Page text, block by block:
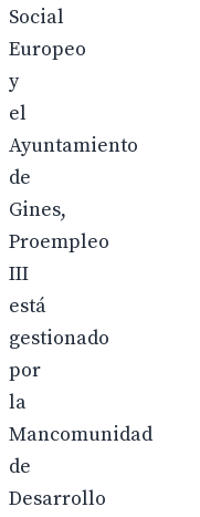
Social
Europeo
y
el
Ayuntamiento
de
Gines,
Proempleo
III
está
gestionado
por
la
Mancomunidad
de
Desarrollo